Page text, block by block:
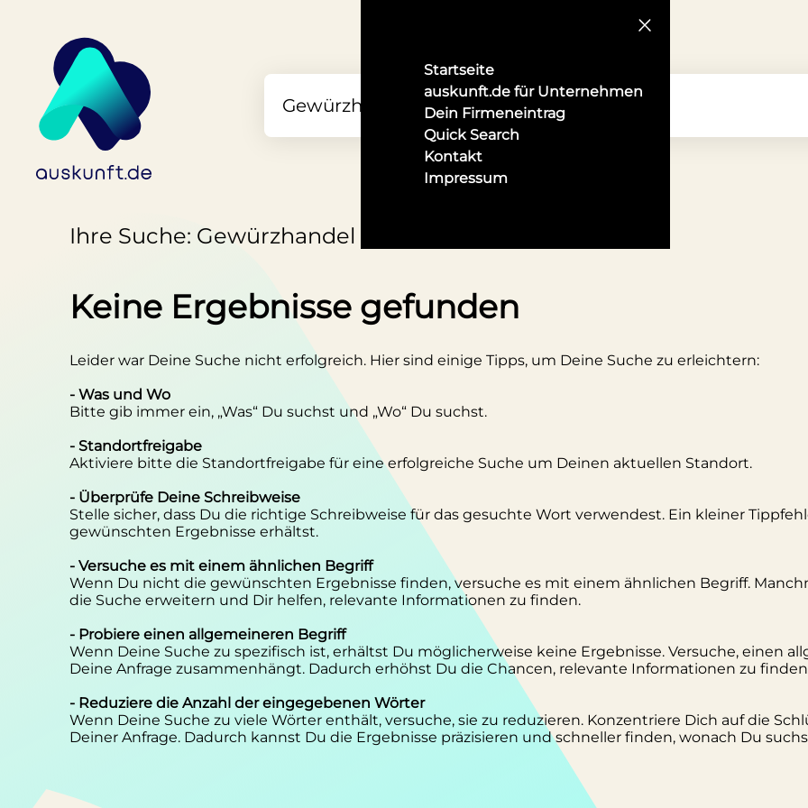
Startseite
auskunft.de für Unternehmen
Dein Firmeneintrag
Quick Search
Kontakt
Impressum
Ihre Suche: Gewürzhandel in Heidelberg
Keine Ergebnisse gefunden
Leider war Deine Suche nicht erfolgreich. Hier sind einige Tipps, um Deine Suche zu erleichtern:
- Was und Wo
Bitte gib immer ein, „Was“ Du suchst und „Wo“ Du suchst.
- Standortfreigabe
Aktiviere bitte die Standortfreigabe für eine erfolgreiche Suche um Deinen aktuellen Standort.
- Überprüfe Deine Schreibweise
Stelle sicher, dass Du die richtige Schreibweise für das gesuchte Wort verwendest. Ein kleiner
gewünschten Ergebnisse erhältst.
- Versuche es mit einem ähnlichen Begriff
Wenn Du nicht die gewünschten Ergebnisse finden, versuche es mit einem ähnlichen Begriff.
die Suche erweitern und Dir helfen, relevante Informationen zu finden.
- Probiere einen allgemeineren Begriff
Wenn Deine Suche zu spezifisch ist, erhältst Du möglicherweise keine Ergebnisse. Versuche, einen
Deine Anfrage zusammenhängt. Dadurch erhöhst Du die Chancen, relevante Informationen zu
- Reduziere die Anzahl der eingegebenen Wörter
Wenn Deine Suche zu viele Wörter enthält, versuche, sie zu reduzieren. Konzentriere Dich auf die
Deiner Anfrage. Dadurch kannst Du die Ergebnisse präzisieren und schneller finden, wonach Du